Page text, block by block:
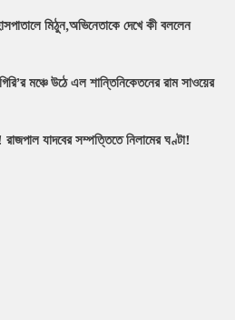
মিঠুন,অভিনেতাকে দেখে কী বললেন
মঞ্চে উঠে এল শান্তিনিকেতনের রাম সাওয়ের
যাদবের সম্পত্তিতে নিলামের ঘণ্টা!